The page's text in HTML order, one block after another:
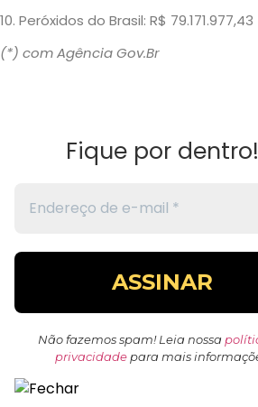
10. Peróxidos do Brasil: R$
(*) com Agência Gov.Br
Fique por dentro!
Não fazemos spam! Leia nossa
privacidadepara mais